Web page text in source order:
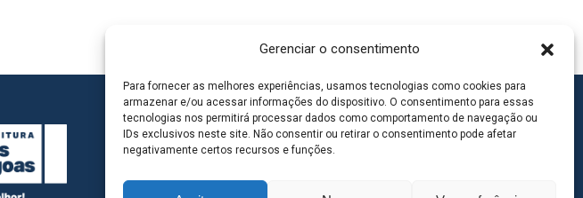
Gerenciar o consentimento
Para fornecer as melhores experiências, usamos tecnologias como cookies para
armazenar e/ou acessar informações do dispositivo. O consentimento para essas
tecnologias nos permitirá processar dados como comportamento de navegação ou
IDs exclusivos neste site. Não consentir ou retirar o consentimento pode afetar
negativamente certos recursos e funções.